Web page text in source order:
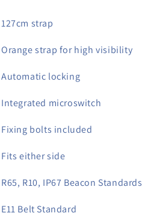
127cm strap
Orange strap for high visibility
Automatic locking
Integrated microswitch
Fixing bolts included
Fits either side
R65, R10, IP67 Beacon Standards
E11 Belt Standard